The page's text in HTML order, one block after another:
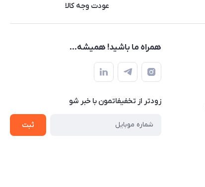
عودت وجه کالا
همراه ما باشید! همیشه...
زودتر از تخفیفاتمون با خبر شو
ثبت